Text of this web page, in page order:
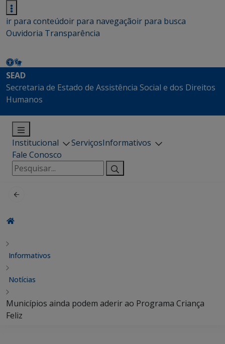
ir para conteúdoir para navegaçãoir para busca
Ouvidoria Transparência
SEAD
Secretaria de Estado de Assistência Social e dos Direitos
Humanos
Institucional ServiçosInformativos
Fale Conosco
Pesquisar
por:
Informativos
Notícias
Municípios ainda podem aderir ao Programa Criança
Feliz